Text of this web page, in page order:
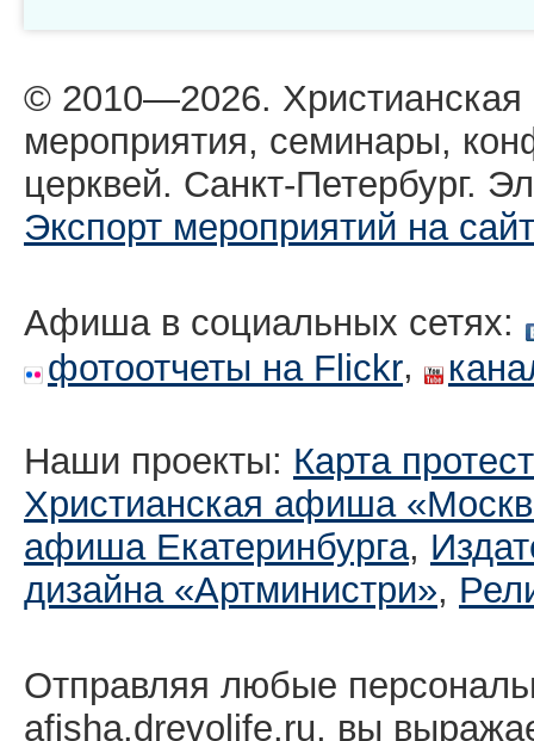
© 2010—2026.
мероприятия, семинары,
церквей. Санкт-Петербург.
Экспорт мероприятий на сайт
Афиша в социальных сетях:
фотоотчеты на Flickr,
Наши проекты: Карта
Христианская афиша
афиша Екатеринбургa,
дизайна «Артминистри»,
Отправляя любые
afisha.drevolife.ru, вы